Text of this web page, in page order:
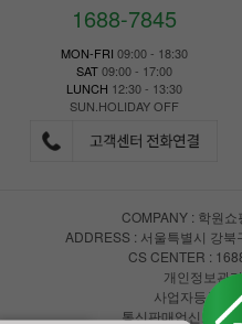
1688-7845
MON-FRI 09:00 - 18:30
SAT09:00 - 17:00
LUNCH 12:30 - 13:30
SUN.HOLIDAY OFF
COMPANY : 학원
ADDRESS : 서울특별시 강
CS CENTER :
개인정보관
사업자등록번
통신판매업신고 :